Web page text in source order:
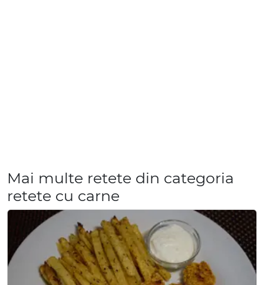
Mai multe retete din categoria
retete cu carne